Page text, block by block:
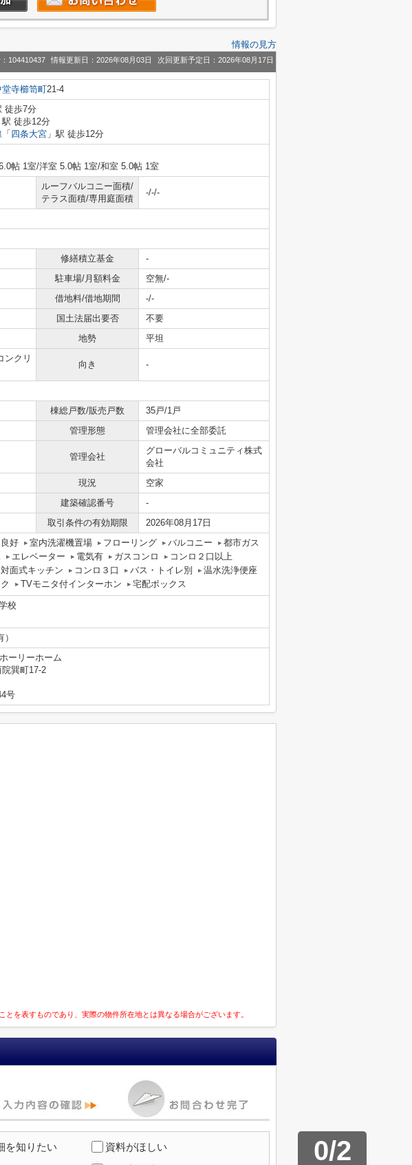
情報の見方
104410437 情報更新日：2026年08月03日 次回更新予定日：2026年08月17日
堂寺櫛笥町21-4
徒歩7分
駅 徒歩12分
「 四条大宮 」駅 徒歩12分
帖 1室/洋室 5.0帖 1室/和室 5.0帖 1室
ルーフバルコニー面積/
テラス面積/専用庭面積
-/-/-
修繕積立基金
-
駐車場/月額料金
空無/-
借地料/借地期間
-/-
国土法届出要否
不要
地勢 平坦
ンクリ
向き -
棟総戸数/販売戸数
35戸/1戸
管理形態 管理会社に全部委託
管理会社
グローバルコミュニティ株式
会社
現況
空家
建築確認番号
-
取引条件の有効期限 2026年08月17日
好 室内洗濯機置場 フローリング バルコニー
都市ガス
エレベーター 電気有 ガスコンロ
コンロ２口以上
対面式キッチン コンロ３口 バス・トイレ別
温水洗浄便座
TVモニタ付インターホン 宅配ボックス
校
ーリーホーム
巽町17-2
号
を表すものであり、実際の物件所在地とは異なる場合がございます。
0/2
を知りたい
資料がほしい